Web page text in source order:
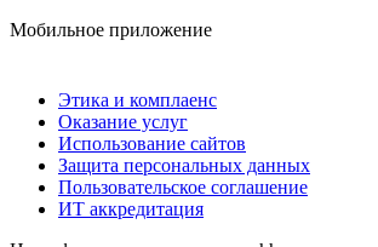
Мобильное приложение
Этика и комплаенс
Оказание услуг
Использование сайтов
Защита персональных данных
Пользовательское соглашение
ИТ аккредитация